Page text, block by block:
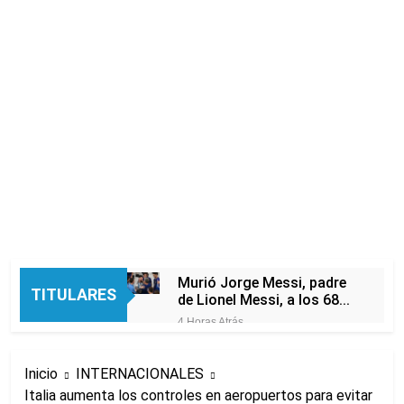
TITULARES
Murió Jorge Messi, padre
de Lionel Messi, a los 68
años
4 Horas Atrás
abuso sexual
5 Horas Atrás
Inicio
INTERNACIONALES
Italia aumenta los controles en aeropuertos para evitar